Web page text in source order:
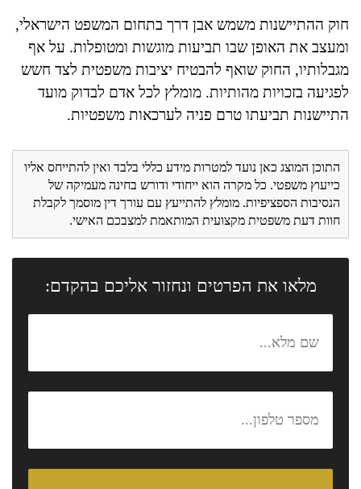
חוק ההתיישנות משמש אבן דרך בתחום המשפט הישראלי,
ומעצב את האופן שבו תביעות מוגשות ומטופלות. על אף
מגבלותיו, החוק שואף להבטיח יציבות משפטית לצד חשש
לפגיעה בזכויות מהותיות. מומלץ לכל אדם לבדוק מועד
התיישנות תביעתו טרם פניה לערכאות משפטיות.
התוכן המוצג כאן נועד למטרות מידע כללי בלבד ואין להתייחס אליו
כייעוץ משפטי. כל מקרה הוא ייחודי ודורש בחינה מעמיקה של
הנסיבות הספציפיות. מומלץ להתייעץ עם עורך דין מוסמך לקבלת
חוות דעת משפטית מקצועית המותאמת למצבכם האישי.
מלאו את הפרטים ונחזור אליכם בהקדם: